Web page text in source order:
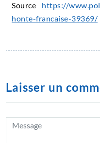
Source https://
honte-francaise-39369/
Laisser un